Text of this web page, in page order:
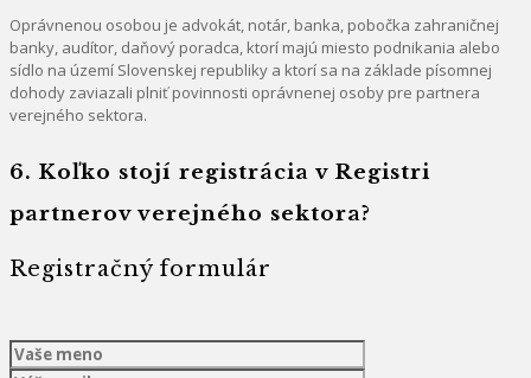
Oprávnenou osobou je advokát, notár, banka, pobočka zahraničnej
banky, audítor, daňový poradca, ktorí majú miesto podnikania alebo
sídlo na území Slovenskej republiky a ktorí sa na základe písomnej
dohody zaviazali plniť povinnosti oprávnenej osoby pre partnera
verejného sektora.
6. Koľko stojí registrácia v Registri
partnerov verejného sektora?
Registračný formulár